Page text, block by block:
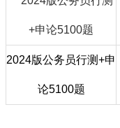
2024版公务员行测+申
论5100题